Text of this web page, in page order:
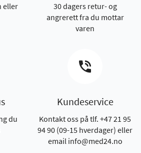
eller
30 dagers retur- og
angrerett fra du mottar
varen
du
Kundeservice
Kontakt oss på tlf. +47 21 95
94 90 (09-15 hverdager) eller
email info@med24.no